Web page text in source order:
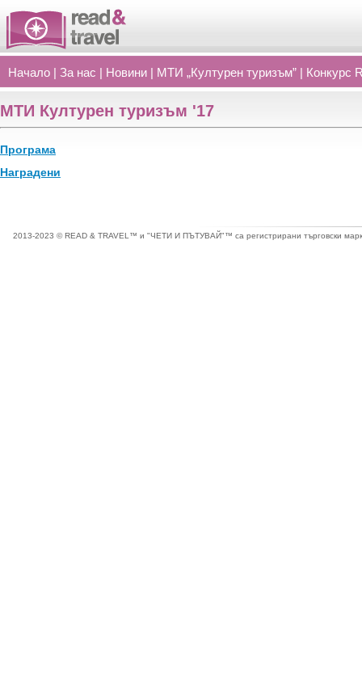
Начало | За нас | Новини | МТИ „Културен туризъм” | Конкурс
МТИ Културен туризъм '17
Програма
Наградени
2013-2023 © READ & TRAVEL™ и "ЧЕТИ И ПЪТУВАЙ"™ са регистрирани търговски